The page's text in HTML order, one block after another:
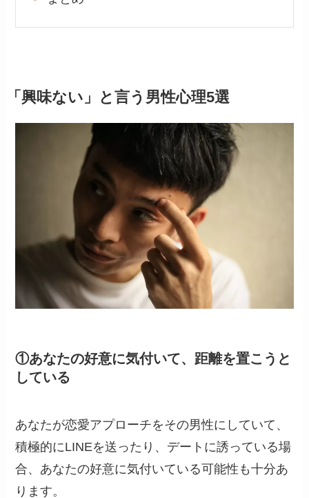
「興味ない」と言う男性心理5選
①あなたの好意に気付いて、距離を置こうと
している
あなたが恋愛アプローチをその男性にしていて、
積極的にLINEを送ったり、デートに誘っている場
合、あなたの好意に気付いている可能性も十分あ
ります。